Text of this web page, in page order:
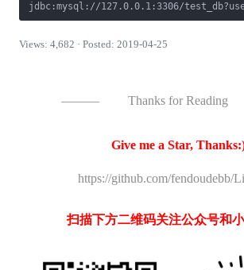
jdbc:mysql://127.0.0.1:3306/
Views: 4,682 · Posted: 2019-04-25
——— Thanks for Reading
Give me a Star,
https://github.com/fendoudebb/
扫描下方二维码关注公众号和